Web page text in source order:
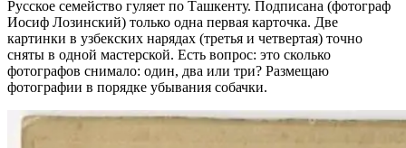
Русское семейство гуляет по Ташкенту. Подписана (фотограф
Иосиф Лозинский) только одна первая карточка. Две
картинки в узбекских нарядах (третья и четвертая) точно
сняты в одной мастерской. Есть вопрос: это сколько
фотографов снимало: один, два или три? Размещаю
фотографии в порядке убывания собачки.